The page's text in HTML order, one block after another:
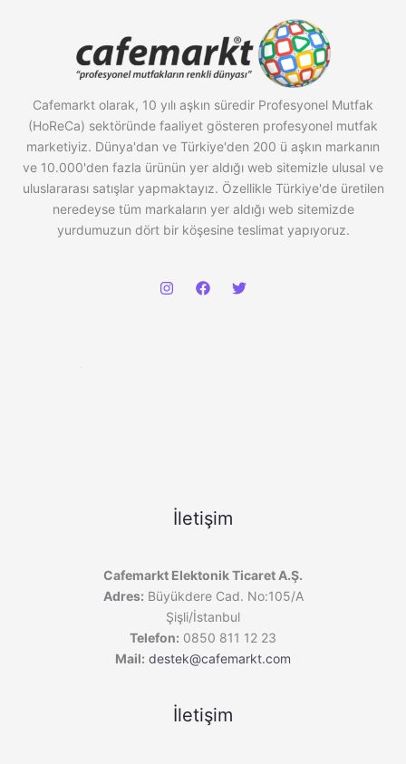
Cafemarkt olarak, 10 yılı aşkın süredir Profesyonel Mutfak
(HoReCa) sektöründe faaliyet gösteren profesyonel mutfak
marketiyiz. Dünya'dan ve Türkiye'den 200 ü aşkın markanın
ve 10.000'den fazla ürünün yer aldığı web sitemizle ulusal ve
uluslararası satışlar yapmaktayız. Özellikle Türkiye'de üretilen
neredeyse tüm markaların yer aldığı web sitemizde
yurdumuzun dört bir köşesine teslimat yapıyoruz.
İletişim
Cafemarkt Elektonik Ticaret A.Ş.
Adres: Büyükdere Cad. No:105/A
Şişli/İstanbul
Telefon: 0850 811 12 23
Mail: destek@cafemarkt.com
İletişim